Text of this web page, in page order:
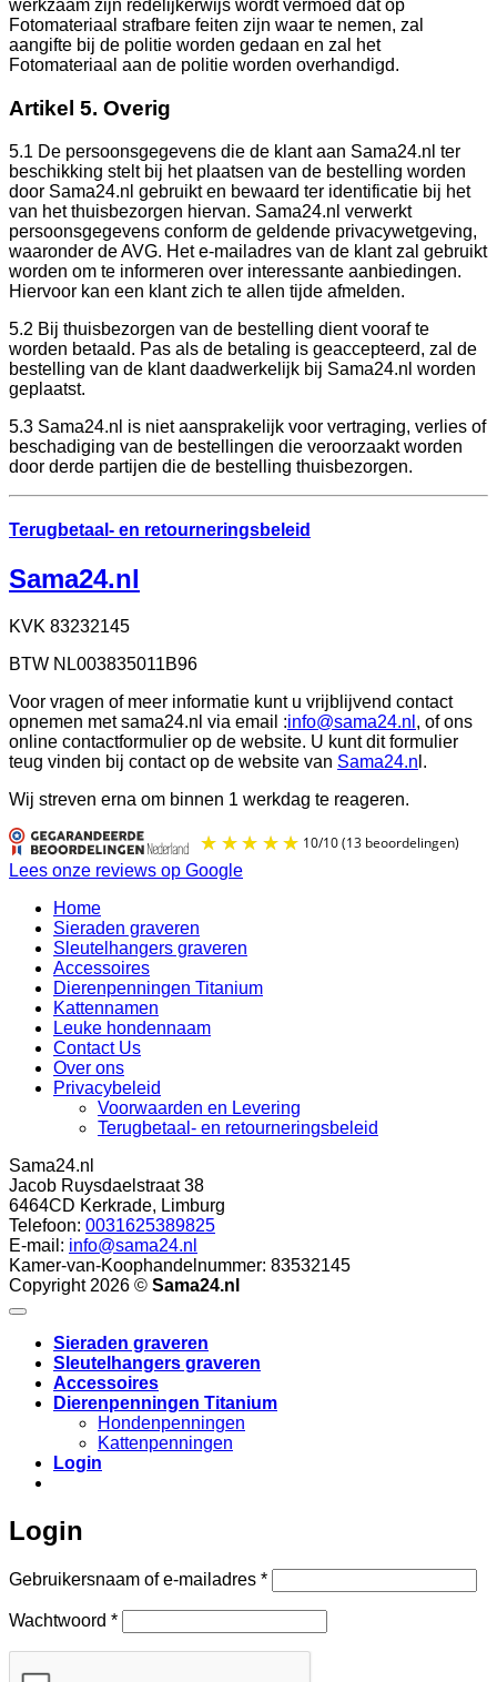
werkzaam zijn redelijkerwijs wordt vermoed dat op
Fotomateriaal strafbare feiten zijn waar te nemen, zal
aangifte bij de politie worden gedaan en zal het
Fotomateriaal aan de politie worden overhandigd.
Artikel 5. Overig
5.1 De persoonsgegevens die de klant aan Sama24.nl ter
beschikking stelt bij het plaatsen van de bestelling worden
door Sama24.nl gebruikt en bewaard ter identificatie bij het
van het thuisbezorgen hiervan. Sama24.nl verwerkt
persoonsgegevens conform de geldende privacywetgeving,
waaronder de AVG. Het e-mailadres van de klant zal gebruikt
worden om te informeren over interessante aanbiedingen.
Hiervoor kan een klant zich te allen tijde afmelden.
5.2 Bij thuisbezorgen van de bestelling dient vooraf te
worden betaald. Pas als de betaling is geaccepteerd, zal de
bestelling van de klant daadwerkelijk bij Sama24.nl worden
geplaatst.
5.3 Sama24.nl is niet aansprakelijk voor vertraging, verlies of
beschadiging van de bestellingen die veroorzaakt worden
door derde partijen die de bestelling thuisbezorgen.
Terugbetaal- en retourneringsbeleid
Sama24.nl
KVK 83232145
BTW NL003835011B96
Voor vragen of meer informatie kunt u vrijblijvend contact
opnemen met sama24.nl via email :info@sama24.nl , of ons
online contactformulier op de website. U kunt dit formulier
teug vinden bij contact op de website van Sama24.n l.
Wij streven erna om binnen 1 werkdag te reageren.
Lees onze reviews op Google
Home
Sieraden graveren
Sleutelhangers graveren
Accessoires
Dierenpenningen Titanium
Kattennamen
Leuke hondennaam
Contact Us
Over ons
Privacybeleid
Voorwaarden en Levering
Terugbetaal- en retourneringsbeleid
Sama24.nl
Jacob Ruysdaelstraat 38
6464CD Kerkrade, Limburg
Telefoon: 0031625389825
E-mail: info@sama24.nl
Kamer-van-Koophandelnummer: 83532145
Copyright 2026 © Sama24.nl
Sieraden graveren
Sleutelhangers graveren
Accessoires
Dierenpenningen Titanium
Hondenpenningen
Kattenpenningen
Login
Login
Gebruikersnaam of e-mailadres *Vereist
Wachtwoord *Vereist